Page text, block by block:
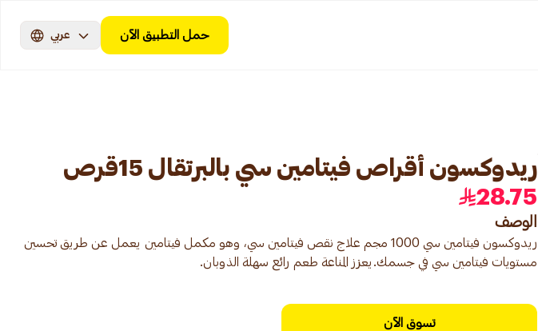
حمل التطبيق الآن عربي
ريدوكسون أقراص فيتامين سي بالبرتقال 15قرص
28.75
الوصف
ريدوكسون فيتامين سي 1000 مجم علاج نقص فيتامين سي، وهو مكمل فيتامين يعمل عن طريق تحسين
مستويات فيتامين سي في جسمك.يعزز المناعة طعم رائع سهلة الذوبان.
تسوق الآن